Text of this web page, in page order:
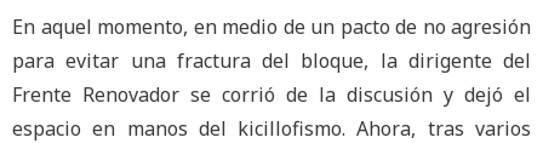
En aquel momento, en medio de un pacto de no agresión
para evitar una fractura del bloque, la dirigente del
Frente Renovador se corrió de la discusión y dejó el
espacio en manos del kicillofismo. Ahora, tras varios